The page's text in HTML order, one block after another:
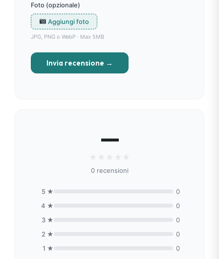
Foto (opzionale)
Aggiungi foto
JPG, PNG o WebP · Max 5MB
Invia recensione →
—
0 recensioni
5 ★
0
4 ★
0
3 ★
0
2 ★
0
1 ★
0